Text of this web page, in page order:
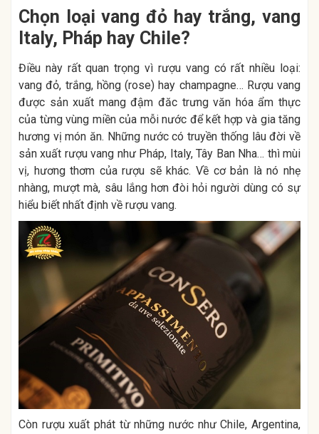
Chọn loại vang đỏ hay trắng, vang
Italy, Pháp hay Chile?
Điều này rất quan trọng vì rượu vang có rất nhiều loại:
vang đỏ, trắng, hồng (rose) hay champagne… Rượu vang
được sản xuất mang đậm đăc trưng văn hóa ẩm thực
của từng vùng miền của mỗi nước để kết hợp và gia tăng
hương vị món ăn. Những nước có truyền thống lâu đời về
sản xuất rượu vang như Pháp, Italy, Tây Ban Nha… thì mùi
vị, hương thơm của rượu sẽ khác. Về cơ bản là nó nhẹ
nhàng, mượt mà, sâu lắng hơn đòi hỏi người dùng có sự
hiểu biết nhất định về rượu vang.
Còn rượu xuất phát từ những nước như Chile, Argentina,